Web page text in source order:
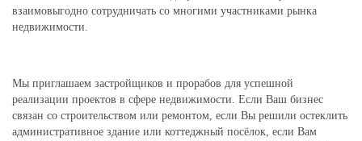
взаимовыгодно сотрудничать со многими участниками рынка
недвижимости.
Мы приглашаем застройщиков и прорабов для успешной
реализации проектов в сфере недвижимости. Если Ваш бизнес
связан со строительством или ремонтом, если Вы решили остеклить
административное здание или коттеджный посёлок, если Вам